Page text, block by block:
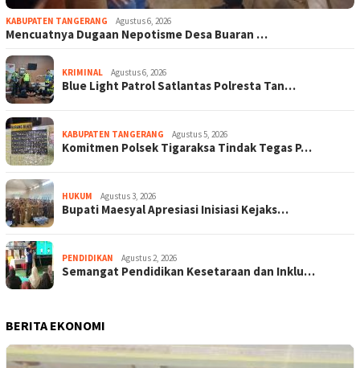
KABUPATEN TANGERANG Agustus 6, 2026
Mencuatnya Dugaan Nepotisme Desa Buaran …
KRIMINAL Agustus 6, 2026
Blue Light Patrol Satlantas Polresta Tan…
KABUPATEN TANGERANG Agustus 5, 2026
Komitmen Polsek Tigaraksa Tindak Tegas P…
HUKUM Agustus 3, 2026
Bupati Maesyal Apresiasi Inisiasi Kejaks…
PENDIDIKAN Agustus 2, 2026
Semangat Pendidikan Kesetaraan dan Inklu…
BERITA EKONOMI